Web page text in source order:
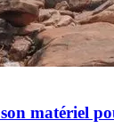
matériel